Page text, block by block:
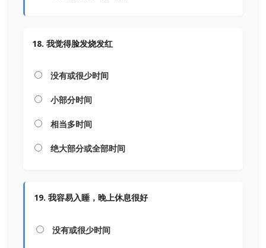
18. 我觉得脸发烧发红
没有或很少时间
小部分时间
相当多时间
绝大部分或全部时间
19. 我容易入睡，晚上休息很好
没有或很少时间